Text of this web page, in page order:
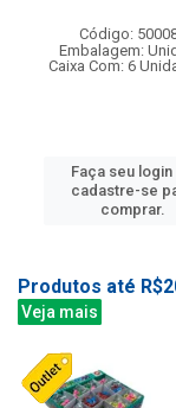
Código:
Embalagem:
Caixa Com: 6
Faça seu login
cadastre-se
comprar.
Produtos até
Veja mais